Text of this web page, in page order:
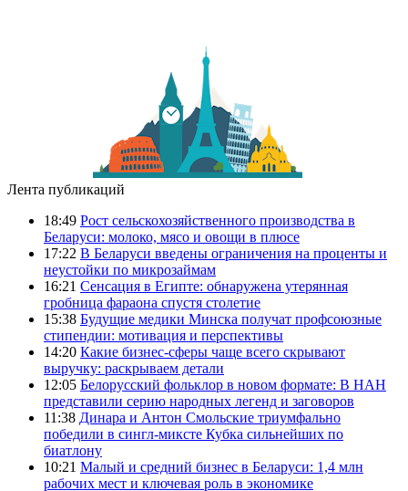
Лента публикаций
18:49 Рост сельскохозяйственного производства в
Беларуси: молоко, мясо и овощи в плюсе
17:22 В Беларуси введены ограничения на проценты и
неустойки по микрозаймам
16:21 Сенсация в Египте: обнаружена утерянная
гробница фараона спустя столетие
15:38 Будущие медики Минска получат профсоюзные
стипендии: мотивация и перспективы
14:20 Какие бизнес-сферы чаще всего скрывают
выручку: раскрываем детали
12:05 Белорусский фольклор в новом формате: В НАН
представили серию народных легенд и заговоров
11:38 Динара и Антон Смольские триумфально
победили в сингл-миксте Кубка сильнейших по
биатлону
10:21 Малый и средний бизнес в Беларуси: 1,4 млн
рабочих мест и ключевая роль в экономике